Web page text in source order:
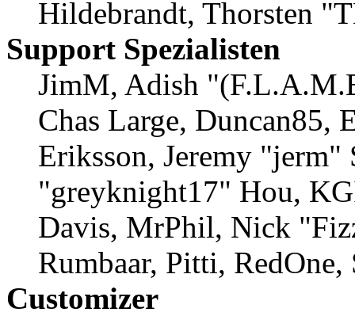
Hildebrandt, Thorsten
Support Spezialisten
JimM, Adish
Chas Large, Duncan85,
Eriksson, Jeremy
"greyknight17" Hou,
Davis, MrPhil, Nick
Rumbaar, Pitti,
Customizer